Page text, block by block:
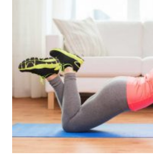
Sebenarnya jangan
ekzema